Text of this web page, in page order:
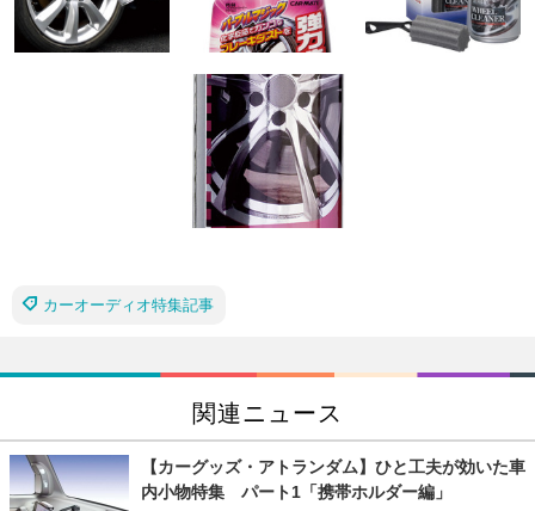
カーオーディオ特集記事
関連ニュース
【カーグッズ・アトランダム】ひと工夫が効いた車
内小物特集 パート1「携帯ホルダー編」